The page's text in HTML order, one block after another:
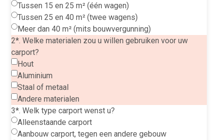
Tussen 15 en 25 m² (één wagen)
Tussen 25 en 40 m² (twee wagens)
Meer dan 40 m² (mits bouwvergunning)
2*. Welke materialen zou u willen gebruiken voor uw
carport?
Hout
Aluminium
Staal of metaal
Andere materialen
3*. Welk type carport wenst u?
Alleenstaande carport
Aanbouw carport, tegen een andere gebouw